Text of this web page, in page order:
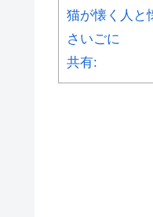
猫が懐く人と
さいごに
共有: